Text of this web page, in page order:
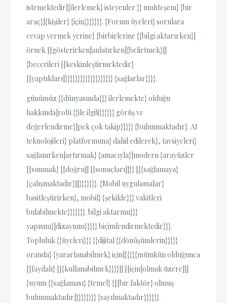
istemektedir|{ilerlemek} isteyenler }} muhteşem} {bir
araç}|{kişiler} {için}}}}}}}. {Forum üyeleri} sorulara
cevap vermek yerine} {birbirlerine {{bilgi aktarırken}|
örnek [[gösterirken|anlatırken|{belirtmek}]]
{becerileri [[keskinleştirmektedir}
[[yaptıkları|}}}}}}}}}}}}}}}}}}} {sağlarlar}}}}.
günümüz {{dünyasında}}} ilerlemekte} olduğu
hakkında|rolü {{ile ilgili}}}}}} görüş ve
değerlendirme}|pek çok takip}}}}} {bulunmaktadır}. AI
teknolojileri} platformuna} dahil edilerek}, tavsiyeleri}
sağlanırken|artırmak} {amacıyla}|modern {arayüzler
[[sunmak} [[doğru]] [[sonuçları]]}} [[{sağlamaya}
{çalışmaktadır}]]}}}}}}}. {Mobil uygulamalar}
basitleştirirken}, mobil} {şekilde}}} vakitleri
bulabilmekte}}}}}}}. bilgi aktarımı}}}
yapısını}|dizaynını}}}}} biçimlendirmektedir}}}.
Topluluk {{üyeleri}}} {{dijital {{dönüşümlerin}}}}}
oranda} {yararlanabilmek} için|{{{{{mümkün olduğunca
[[faydalı} [[{kullanabilmek}}}}]] [[için|olmak üzere]]|
{uyum {{sağlaması} {temel} {[[bir faktör} olmuş
bulunmaktadır|}}}}}}}} {sayılmaktadır}}}}}}.